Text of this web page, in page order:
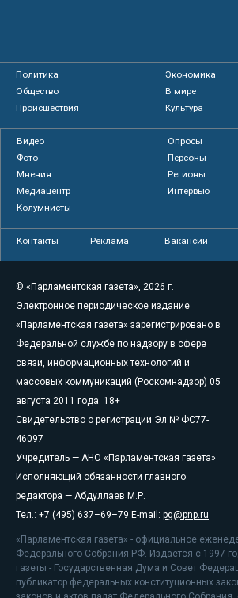
Политика
Экономика
Общество
В мире
Происшествия
Культура
Видео
Опросы
Фото
Персоны
Мнения
Регионы
Медиацентр
Интервью
Колумнисты
Контакты Реклама Вакансии
© «Парламентская газета», 2026 г.
Электронное периодическое издание
«Парламентская газета» зарегистрировано в
Федеральной службе по надзору в сфере
связи, информационных технологий и
массовых коммуникаций (Роскомнадзор) 05
августа 2011 года. 18+
Свидетельство о регистрации Эл № ФС77-
46097
Учредитель — АНО «Парламентская газета»
Исполняющий обязанности главного
редактора — Абдуллаев М.Р.
Тел.: +7 (495) 637–69–79 E-mail: pg@pnp.ru
«Парламентская газета» - официальное
Федерального Собрания РФ. Издается с 1997
газеты - Государственная Дума и Совет
публикатор федеральных конституционных